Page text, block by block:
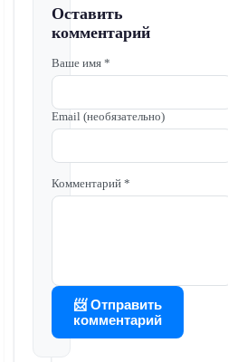
Оставить
комментарий
Ваше имя *
Email (необязательно)
Комментарий *
📨 Отправить
комментарий